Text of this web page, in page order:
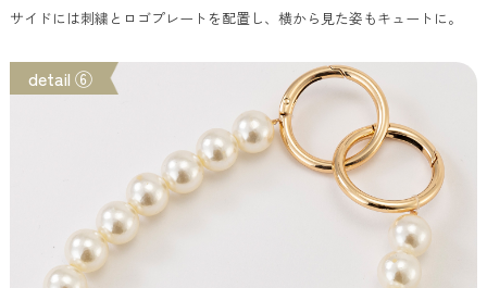
サイドには刺繍とロゴプレートを配置し、横から見た姿もキュートに。
detail ⑥